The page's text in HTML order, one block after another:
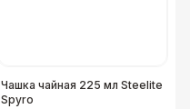
Чашка чайная 225 мл Steelite
Spyro